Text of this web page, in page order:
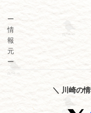
ー
情
報
元
ー
＼ 川崎の